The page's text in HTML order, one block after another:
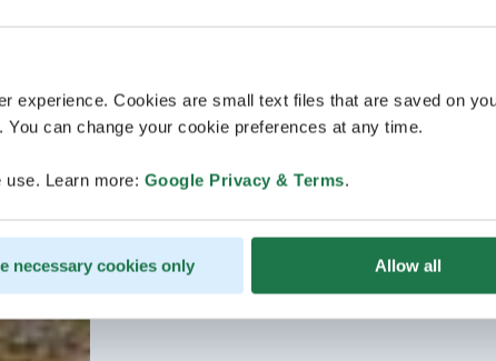
experience. Cookies are small text files that are saved on
can change your cookie preferences at any time.
Learn more: Google Privacy & Terms.
necessary cookies only Allow all